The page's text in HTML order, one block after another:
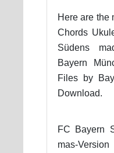
Here are the
Chords
Südens
Bayern
Files by
Download.
FC Bayern
mas-